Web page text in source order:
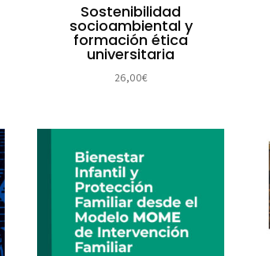
Sostenibilidad
socioambiental y
formación ética
universitaria
26,00€